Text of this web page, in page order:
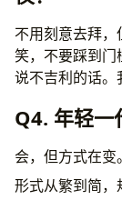
不用刻意去拜
笑，不要踩到门
说不吉利的话。
Q4. 年轻一
会，但方式在变。
形式从繁到简，